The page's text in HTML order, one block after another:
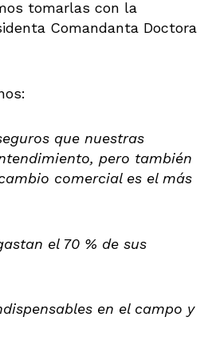
tomarlas con la
Comandanta Doctora
que nuestras
pero también
comercial es el más
el 70 % de sus
en el campo y